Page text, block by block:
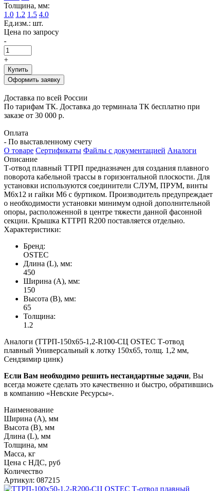
Толщина, мм:
1.0 1.2 1.5 4.0
Ед.изм.: шт.
Цена по запросу
-
+
Купить
Оформить заявку
Доставка по всей России
По тарифам ТК. Доставка до терминала ТК бесплатно при
заказе от 30 000 р.
Оплата
- По выставленному счету
О товаре Сертификаты Файлы с документацией Аналоги
Описание
Т-отвод плавный ТТРП предназначен для создания плавного
поворота кабельной трассы в горизонтальной плоскости. Для
установки используются соединители СЛУМ, ПРУМ, винты
М6х12 и гайки М6 с буртиком. Производитель предупреждает
о необходимости установки минимум одной дополнительной
опоры, расположенной в центре тяжести данной фасонной
секции. Крышка КТТРП R200 поставляется отдельно.
Характеристики:
Бренд:
OSTEC
Длина (L), мм:
450
Ширина (А), мм:
150
Высота (В), мм:
65
Толщина:
1.2
Аналоги (ТТРП-150х65-1,2-R100-СЦ OSTEC Т-отвод
плавный Универсальный к лотку 150х65, толщ. 1,2 мм,
Сендзимир цинк)
Если Вам необходимо решить нестандартные задачи, Вы
всегда можете сделать это качественно и быстро, обратившись
в компанию «Невские Ресурсы».
Наименование
Ширина (А), мм
Высота (В), мм
Длина (L), мм
Толщина, мм
Масса, кг
Цена с НДС, руб
Количество
Артикул: 087215